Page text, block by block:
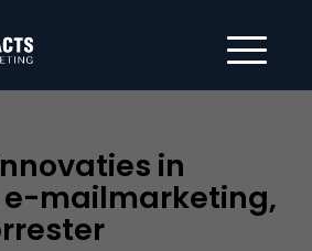
in
mailmarketing,